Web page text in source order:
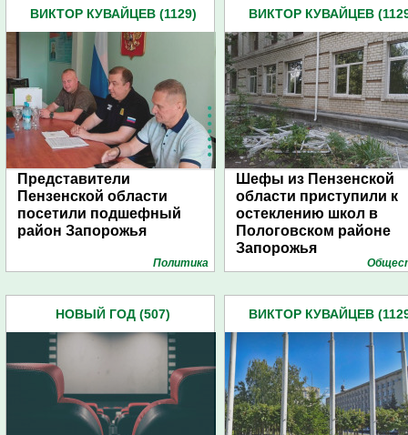
ВИКТОР КУВАЙЦЕВ (1129)
Представители
Пензенской области
посетили подшефный
район Запорожья
Политика
ВИКТОР КУВАЙЦЕВ
Шефы из Пензенской
области приступили к
остеклению школ в
Пологовском районе
Запорожья
НОВЫЙ ГОД (507) ВИКТОР КУВАЙЦЕВ